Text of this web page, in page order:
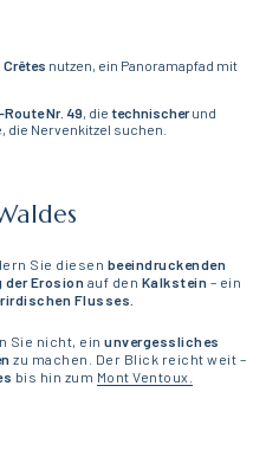
Crêtes nutzen, ein Panoramapfad mit
Route Nr. 49, die technischerund
die Nervenkitzel suchen.
Sie diesen beeindruckenden
der Erosion auf den Kalkstein – ein
Flusses.
Sie nicht, einunvergessliches
zu machen. Der Blick reicht weit –
bis hin zum Mont Ventoux.